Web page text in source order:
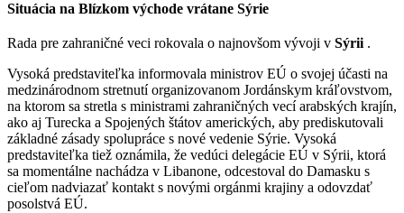
Situácia na Blízkom východe vrátane Sýrie
Rada pre zahraničné veci rokovala o najnovšom vývoji v Sýrii .
Vysoká predstaviteľka informovala ministrov EÚ o svojej účasti na
medzinárodnom stretnutí organizovanom Jordánskym kráľovstvom,
na ktorom sa stretla s ministrami zahraničných vecí arabských krajín,
ako aj Turecka a Spojených štátov amerických, aby prediskutovali
základné zásady spolupráce s nové vedenie Sýrie. Vysoká
predstaviteľka tiež oznámila, že vedúci delegácie EÚ v Sýrii, ktorá
sa momentálne nachádza v Libanone, odcestoval do Damasku s
cieľom nadviazať kontakt s novými orgánmi krajiny a odovzdať
posolstvá EÚ.